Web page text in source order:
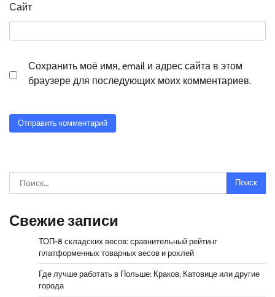
Сайт
Сохранить моё имя, email и адрес сайта в этом
браузере для последующих моих комментариев.
Найти:
Свежие записи
ТОП-8 складских весов: сравнительный рейтинг
платформенных товарных весов и рохлей
Где лучше работать в Польше: Краков, Катовице или другие
города